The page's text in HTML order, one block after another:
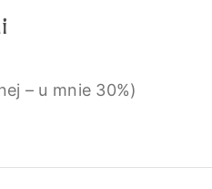
– u mnie 30%)